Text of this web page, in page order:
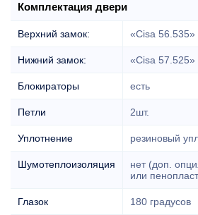
Комплектация двери
Верхний замок: «Cisa 56.535»
Нижний замок: «Cisa 57.525»
Блокираторы есть
Петли 2шт.
Уплотнение резиновый
Шумотеплоизоляция
нет (доп.
или
Глазок 180 градусов